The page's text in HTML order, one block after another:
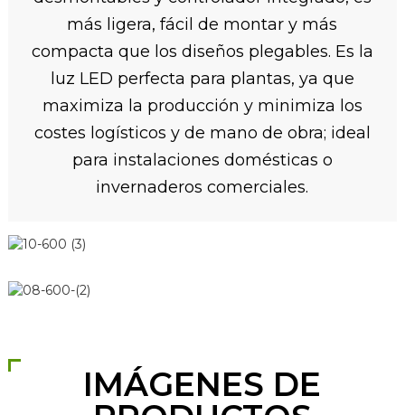
más ligera, fácil de montar y más
compacta que los diseños plegables. Es la
luz LED perfecta para plantas, ya que
maximiza la producción y minimiza los
costes logísticos y de mano de obra; ideal
para instalaciones domésticas o
invernaderos comerciales.
IMÁGENES DE